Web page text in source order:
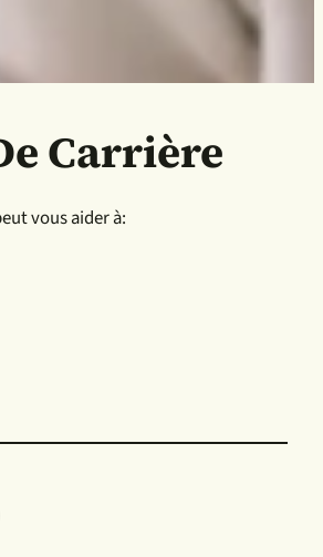
Carrière
vous aider à: